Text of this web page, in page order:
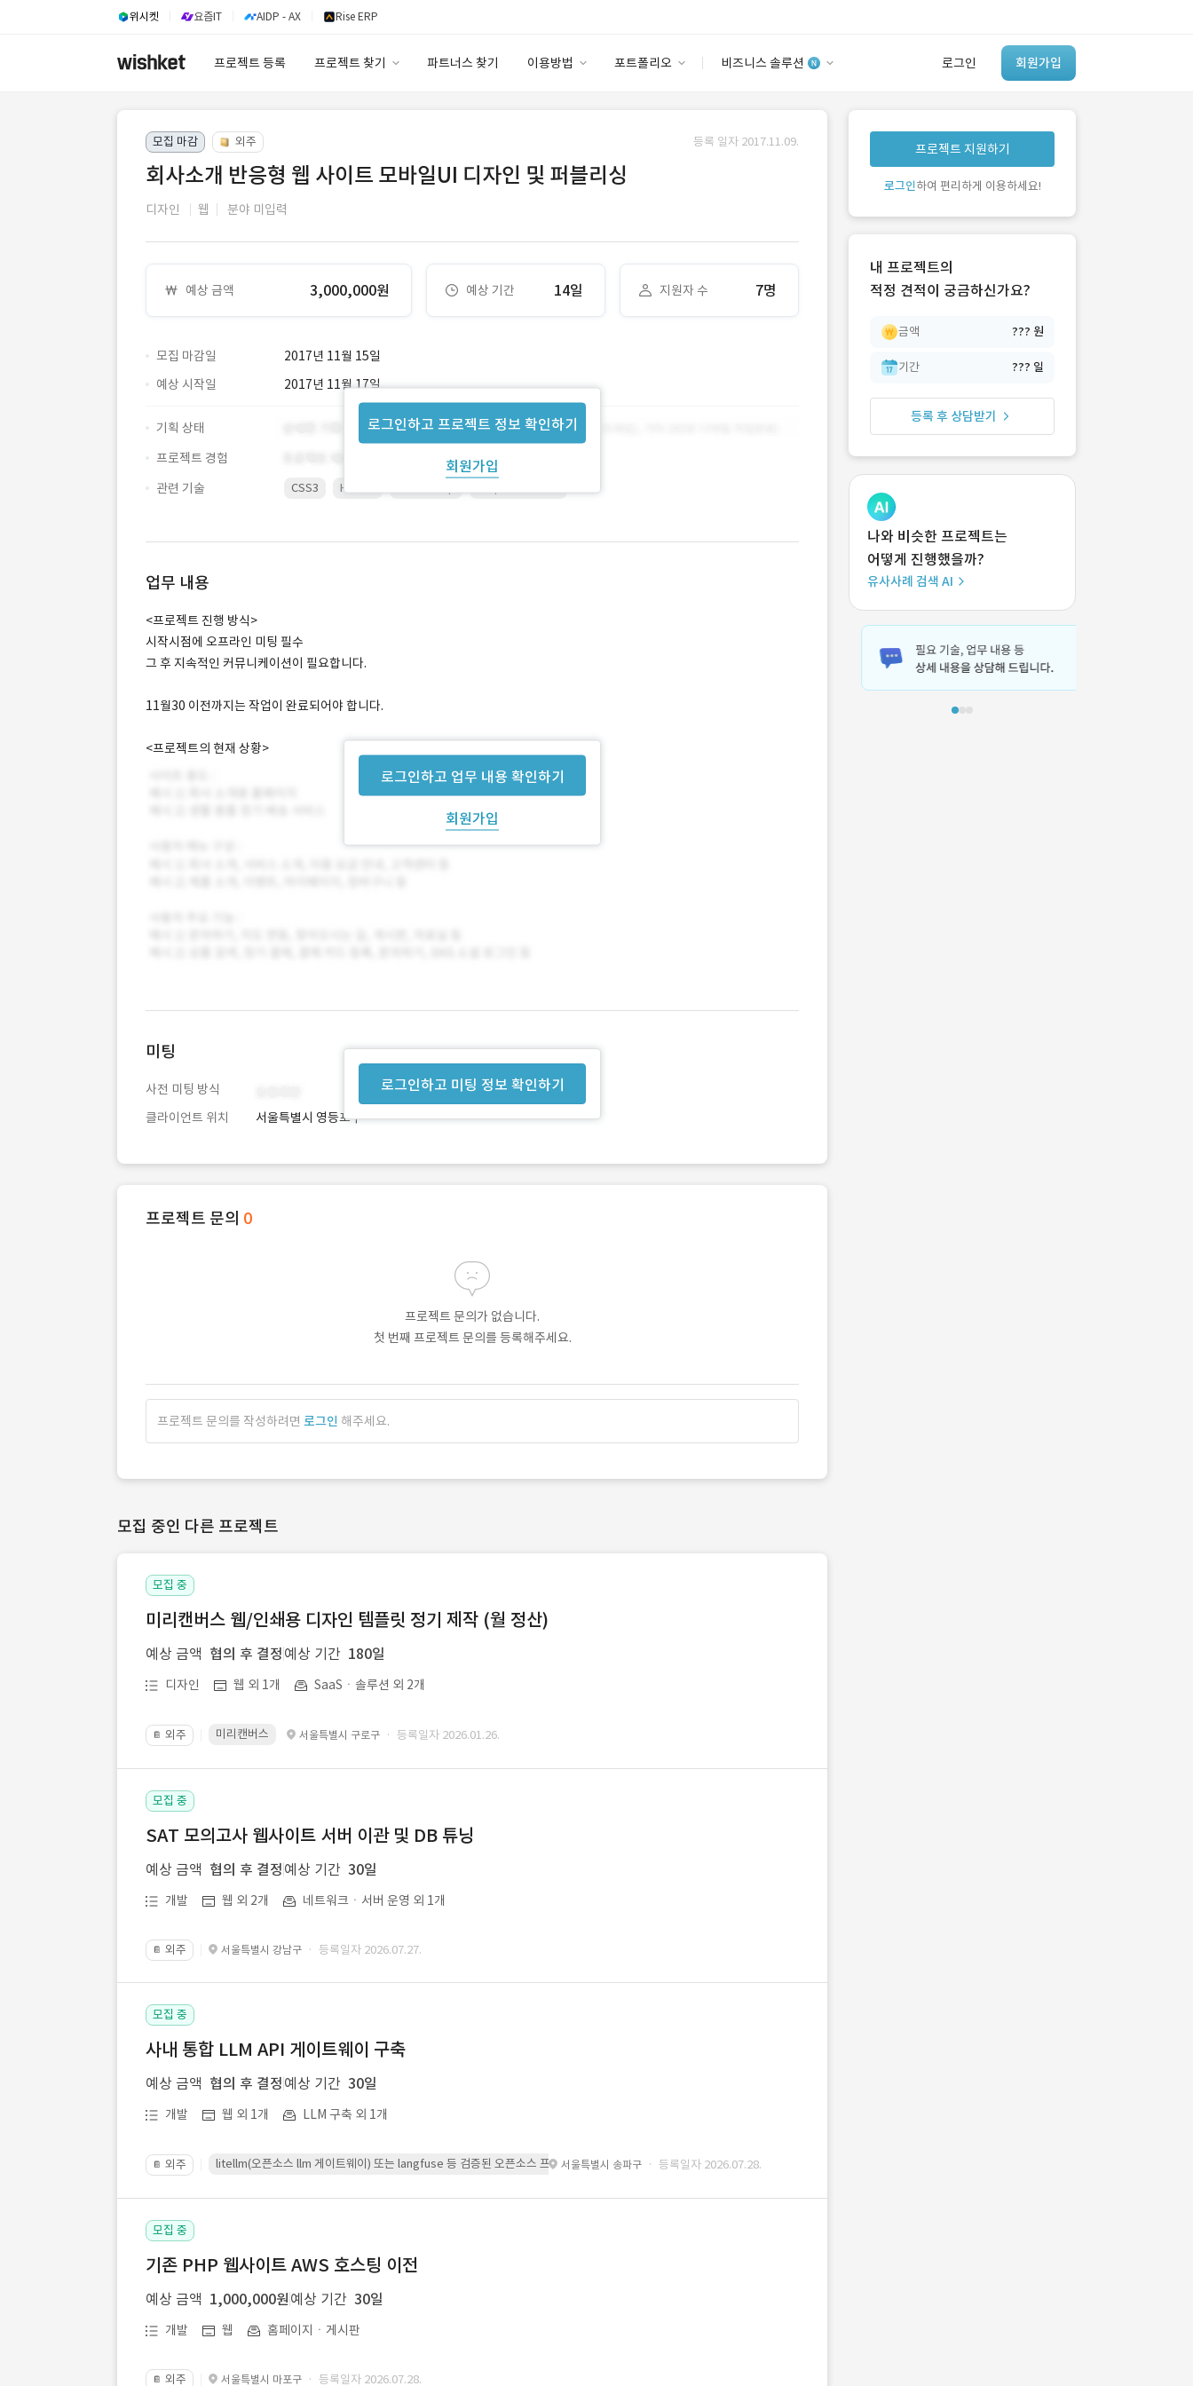
위시켓 요즘IT AIDP - AX Rise ERP
프로젝트 등록 프로젝트 찾기 파트너스 찾기 이용방법 포트폴리오 비즈니스 솔루션 로그인 회원가입
이용요금
고객센터
안심 코드 케어
유사사례 검색 AI
‘이런 거’ 만들어본
개발 회사 있어?
모집 마감 외주 등록 일자 2017.11.09.
회사소개 반응형 웹 사이트 모바일UI 디자인 및 퍼블리싱
디자인 웹 분야 미입력
예상 금액 3,000,000원 예상 기간 14일 지원자 수 7명
모집 마감일 2017년 11월 15일
로그인하고 프로젝트 정보 확인하기
회원가입
예상 시작일 2017년 11월 17일
기획 상태
프로젝트 경험
관련 기술
CSS3 HTML5
업무 내용
로그인하고 업무 내용 확인하기
회원가입
<프로젝트 진행 방식>
시작시점에 오프라인 미팅 필수
그 후 지속적인 커뮤니케이션이 필요합니다.
11월30 이전까지는 작업이 완료되어야 합니다.
<프로젝트의 현재 상황>
로그인하고 미팅 정보 확인하기
미팅
사전 미팅 방식
클라이언트 위치
서울특별시 영등포구
프로젝트 문의 0
프로젝트 문의가 없습니다.
첫 번째 프로젝트 문의를 등록해주세요.
프로젝트 문의를 작성하려면 로그인 해주세요.
모집 중인 다른 프로젝트
모집 중
미리캔버스 웹/인쇄용 디자인 템플릿 정기 제작 (월 정산)
예상 금액 협의 후 결정 예상 기간 180일
디자인 웹 외 1개 SaaSㆍ솔루션 외 2개
📔 외주 미리캔버스 서울특별시 구로구 · 등록일자 2026.01.26.
모집 중
SAT 모의고사 웹사이트 서버 이관 및 DB 튜닝
예상 금액 협의 후 결정 예상 기간 30일
개발 웹 외 2개 네트워크ㆍ서버 운영 외 1개
📔 외주 서울특별시 강남구 · 등록일자 2026.07.27.
모집 중
사내 통합 LLM API 게이트웨이 구축
예상 금액 협의 후 결정 예상 기간 30일
개발 웹 외 1개 LLM 구축 외 1개
📔 외주 litellm(오픈소스 llm 게이트웨이) 또는 langfuse 등 검증된 오픈소스 프레임워크를 기반으로 시스템을 구축
서울특별시 송파구 · 등록일자 2026.07.28.
모집 중
기존 PHP 웹사이트 AWS 호스팅 이전
예상 금액 1,000,000원 예상 기간 30일
개발 웹 홈페이지ㆍ게시판
📔 외주 서울특별시 마포구 · 등록일자 2026.07.28.
프로젝트 지원하기
로그인하여 편리하게 이용하세요!
내 프로젝트의
적정 견적이 궁금하신가요?
금액 ??? 원
기간 ??? 일
등록 후 상담받기
나와 비슷한 프로젝트는
어떻게 진행했을까?
유사사례 검색 AI